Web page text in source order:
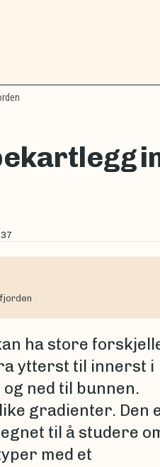
ha store
ytterst til innerst i
ned til bunnen.
gradienter. Den
til å studere
med et